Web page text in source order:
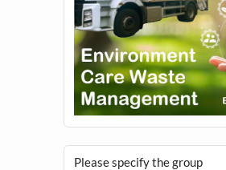
Please specify the group